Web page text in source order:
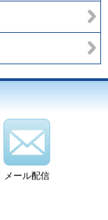
メール配信